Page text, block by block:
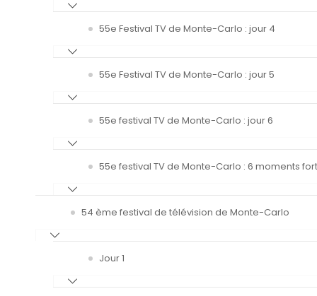
55e Festival TV de Monte-Carlo : jour 4
55e Festival TV de Monte-Carlo : jour 5
55e festival TV de Monte-Carlo : jour 6
55e festival TV de Monte-Carlo : 6 moments
54 ème festival de télévision de Monte-Carlo
Jour 1